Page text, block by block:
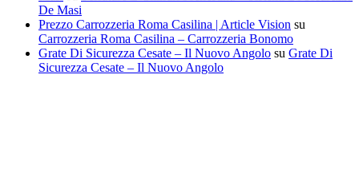
De Masi
Prezzo Carrozzeria Roma Casilina | Article Vision su
Carrozzeria Roma Casilina – Carrozzeria Bonomo
Grate Di Sicurezza Cesate – Il Nuovo Angolo su Grate Di
Sicurezza Cesate – Il Nuovo Angolo